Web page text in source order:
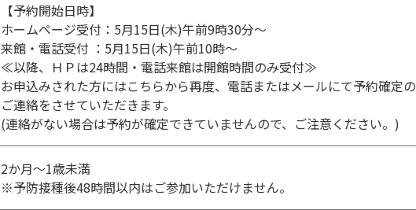
【予約開始日時】
ホームページ受付：5月15日(木)午前9時30分～
来館・電話受付 ：5月15日(木)午前10時～
≪以降、ＨＰは24時間・電話来館は開館時間のみ受付≫
お申込みされた方にはこちらから再度、電話またはメールにて予約確定の
ご連絡をさせていただきます。
(連絡がない場合は予約が確定できていませんので、ご注意ください。)
2か月～1歳未満
※予防接種後48時間以内はご参加いただけません。